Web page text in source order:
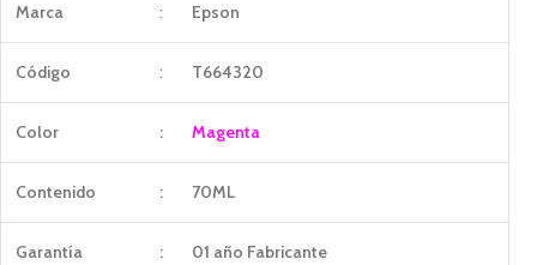
Marca : Epson
Código : T664320
Color : Magenta
Contenido : 70ML
Garantía : 01 año Fabricante